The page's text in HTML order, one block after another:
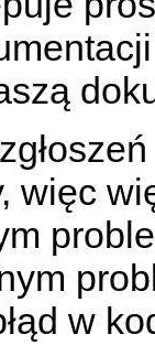
więc
w